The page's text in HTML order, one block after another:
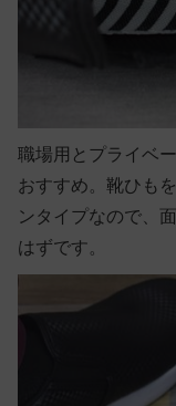
職場用とプライベ
おすすめ。靴ひも
ンタイプなので、
はずです。